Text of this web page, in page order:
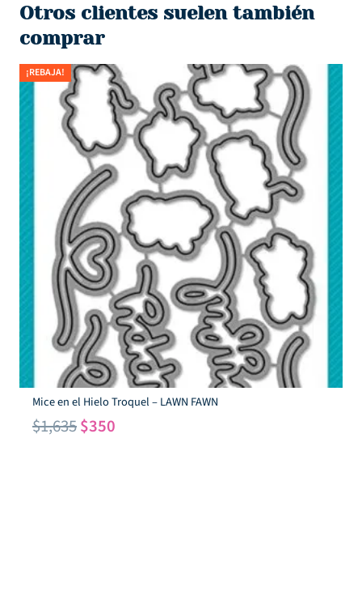
era:
$567.
es:
$120.
Otros clientes suelen también
comprar
¡REBAJA!
Mice en el Hielo Troquel – LAWN FAWN
$1,635El
$350